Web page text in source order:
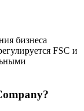
бизнеса
FSC и